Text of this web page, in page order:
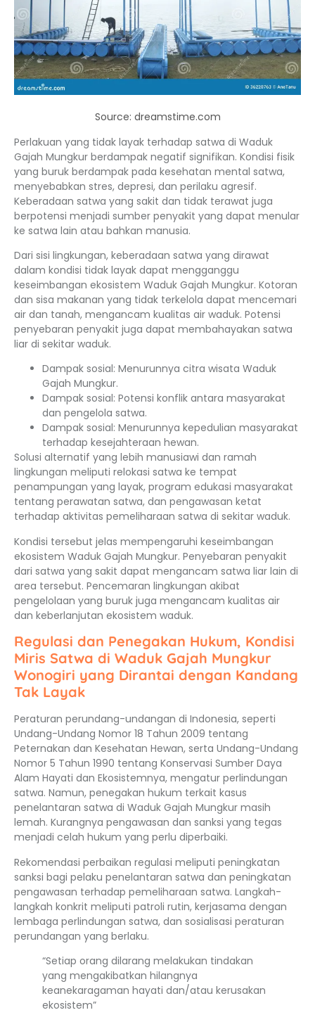
Source: dreamstime.com
Perlakuan yang tidak layak terhadap satwa di Waduk
Gajah Mungkur berdampak negatif signifikan. Kondisi fisik
yang buruk berdampak pada kesehatan mental satwa,
menyebabkan stres, depresi, dan perilaku agresif.
Keberadaan satwa yang sakit dan tidak terawat juga
berpotensi menjadi sumber penyakit yang dapat menular
ke satwa lain atau bahkan manusia.
Dari sisi lingkungan, keberadaan satwa yang dirawat
dalam kondisi tidak layak dapat mengganggu
keseimbangan ekosistem Waduk Gajah Mungkur. Kotoran
dan sisa makanan yang tidak terkelola dapat mencemari
air dan tanah, mengancam kualitas air waduk. Potensi
penyebaran penyakit juga dapat membahayakan satwa
liar di sekitar waduk.
Dampak sosial: Menurunnya citra wisata Waduk
Gajah Mungkur.
Dampak sosial: Potensi konflik antara masyarakat
dan pengelola satwa.
Dampak sosial: Menurunnya kepedulian masyarakat
terhadap kesejahteraan hewan.
Solusi alternatif yang lebih manusiawi dan ramah
lingkungan meliputi relokasi satwa ke tempat
penampungan yang layak, program edukasi masyarakat
tentang perawatan satwa, dan pengawasan ketat
terhadap aktivitas pemeliharaan satwa di sekitar waduk.
Kondisi tersebut jelas mempengaruhi keseimbangan
ekosistem Waduk Gajah Mungkur. Penyebaran penyakit
dari satwa yang sakit dapat mengancam satwa liar lain di
area tersebut. Pencemaran lingkungan akibat
pengelolaan yang buruk juga mengancam kualitas air
dan keberlanjutan ekosistem waduk.
Regulasi dan Penegakan Hukum, Kondisi
Miris Satwa di Waduk Gajah Mungkur
Wonogiri yang Dirantai dengan Kandang
Tak Layak
Peraturan perundang-undangan di Indonesia, seperti
Undang-Undang Nomor 18 Tahun 2009 tentang
Peternakan dan Kesehatan Hewan, serta Undang-Undang
Nomor 5 Tahun 1990 tentang Konservasi Sumber Daya
Alam Hayati dan Ekosistemnya, mengatur perlindungan
satwa. Namun, penegakan hukum terkait kasus
penelantaran satwa di Waduk Gajah Mungkur masih
lemah. Kurangnya pengawasan dan sanksi yang tegas
menjadi celah hukum yang perlu diperbaiki.
Rekomendasi perbaikan regulasi meliputi peningkatan
sanksi bagi pelaku penelantaran satwa dan peningkatan
pengawasan terhadap pemeliharaan satwa. Langkah-
langkah konkrit meliputi patroli rutin, kerjasama dengan
lembaga perlindungan satwa, dan sosialisasi peraturan
perundangan yang berlaku.
“Setiap orang dilarang melakukan tindakan
yang mengakibatkan hilangnya
keanekaragaman hayati dan/atau kerusakan
ekosistem”